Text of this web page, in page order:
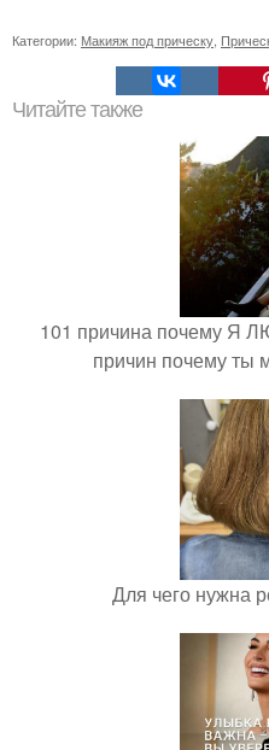
Категории: Макияж под прическу
Читайте также
101 причина почему Я
причин почему ты
Для чего нужна